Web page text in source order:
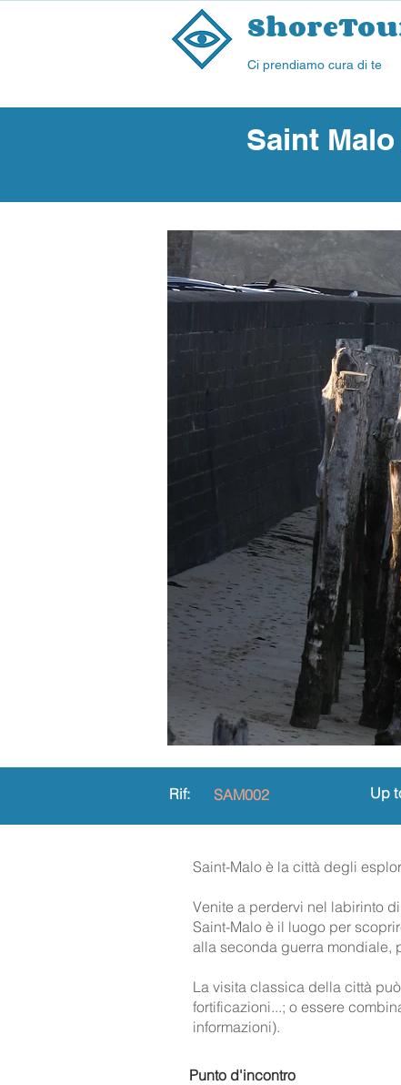
Ci prendiamo cura di te
Saint
Rif: SAM002 Up
Saint-Malo è la città degli
Venite a perdervi nel labirinto
Saint-Malo è il luogo per
alla seconda guerra mondiale,
La visita classica della città
fortificazioni...; o essere
informazioni).
Punto d'incontro